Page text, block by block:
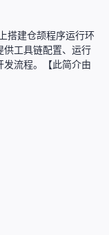
搭建仓颉程序运行环
供工具链配置、运行
发流程。【此简介由